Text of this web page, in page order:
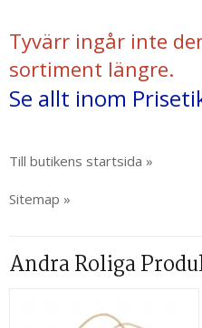
Tyvärr ingår inte
sortiment längre.
Se allt inom
Till butikens startsida »
Sitemap »
Andra Roliga